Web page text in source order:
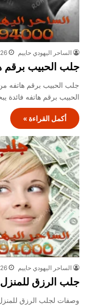
الساحر اليهودي حاييم
جلب الحبيب برقم
جلب الحبيب برقم هاتفه
الحبيب برقم هاتفه فائدة
أكمل القراءة »
الساحر اليهودي حاييم
جلب الرزق للمنزل
وصفات لجلب الرزق